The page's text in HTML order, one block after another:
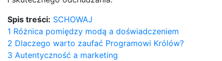
Spis treści: SCHOWAJ
1 Różnica pomiędzy modą a doświadczeniem
2 Dlaczego warto zaufać Programowi Królów?
3 Autentyczność a marketing